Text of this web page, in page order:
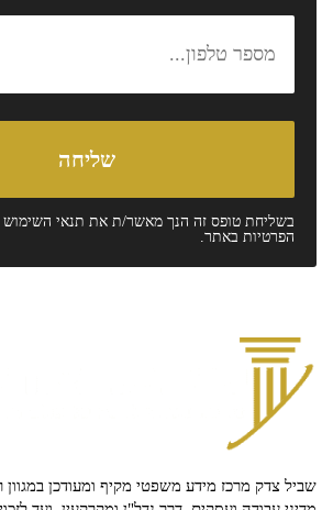
בשליחת טופס זה הנך מאשר/ת את תנאי השימוש
הפרטיות באתר.
שביל צדק מרכז מידע משפטי מקיף ומעודכן